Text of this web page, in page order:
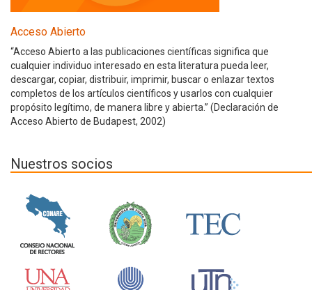
Acceso Abierto
“Acceso Abierto a las publicaciones científicas significa que
cualquier individuo interesado en esta literatura pueda leer,
descargar, copiar, distribuir, imprimir, buscar o enlazar textos
completos de los artículos científicos y usarlos con cualquier
propósito legítimo, de manera libre y abierta.” (Declaración de
Acceso Abierto de Budapest, 2002)
Nuestros socios